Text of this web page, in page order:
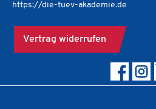
https://die-tuev-akademie.de
Vertrag widerrufen